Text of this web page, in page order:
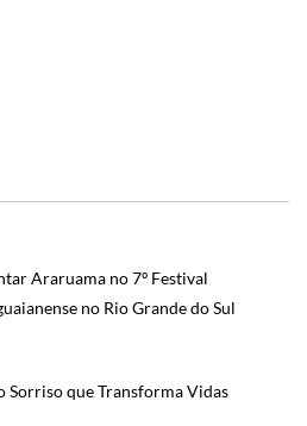
Araruama no 7º Festival
no Rio Grande do Sul
Sorriso que Transforma Vidas